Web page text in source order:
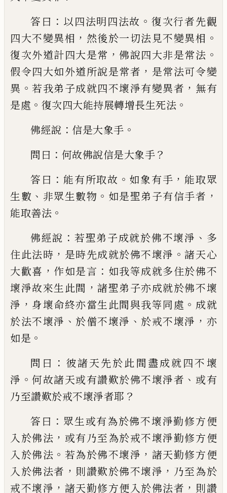
答曰 ： 以四法明四法故 。 復次行者先觀
四大不變異相 ， 然後於一切法見不變異相 。
復次外道計四大是常 ，佛說四大非是常法 。
假令四大如外道所說是常者 ， 是常法可令變
異 。若我弟子成就四不壞淨有變異者 ， 無有
是處 。 復次四大能持展轉增長生死法 。
佛經說 ： 信是大象手 。
問曰 ： 何故佛說信是大象手？
答曰 ： 能有所取故 。 如象有手 ， 能取眾
生數 、 非眾生數物 。 如是聖弟子有信手者 ，
能取善法 。
佛經說 ： 若聖弟子成就於佛不壞淨 、 多
住此法時 ， 是時先成就於佛不壞淨 。諸天心
大歡喜 ， 作如是言 ： 如我等成就多住於佛不
壞淨故來生此間 ，諸聖弟子亦成就於佛不壞
淨 ， 身壞命終亦當生此間與我等同處 。 成就
於法不壞淨 、 於僧不壞淨 、 於戒不壞淨 ， 亦
如是 。
問曰 ： 彼諸天先於此間盡成就四不壞
淨 。何故諸天或有讚歎於佛不壞淨者 、 或有
乃至讚歎於戒不壞淨者耶 ？
答曰 ： 眾生或有為於佛不壞淨勤修方便
入於佛法 ， 或有乃至為於戒不壞淨勤修方便
入於佛法 。 若為於佛不壞淨 ， 諸天勤修方便
入於佛法者 ， 則讚歎於佛不壞淨 ， 乃至為於
戒不壞淨 ， 諸天勤修方便入於佛法者 ， 則讚